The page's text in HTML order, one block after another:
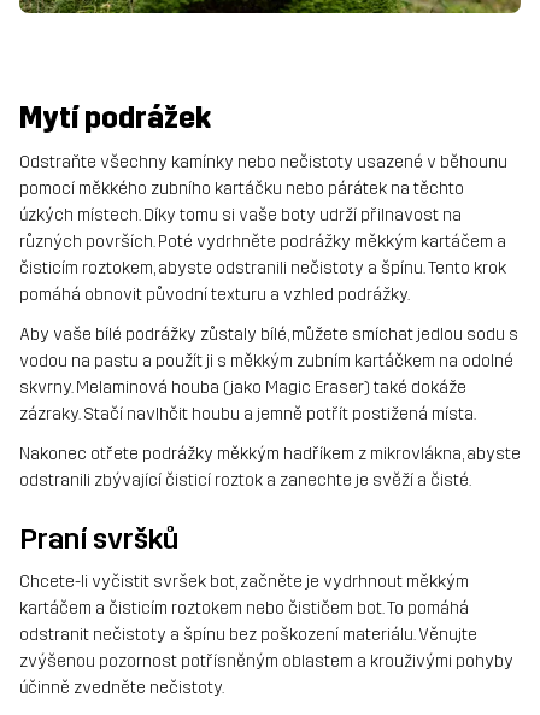
Mytí podrážek
Odstraňte všechny kamínky nebo nečistoty usazené v běhounu
pomocí měkkého zubního kartáčku nebo párátek na těchto
úzkých místech. Díky tomu si vaše boty udrží přilnavost na
různých površích. Poté vydrhněte podrážky měkkým kartáčem a
čisticím roztokem, abyste odstranili nečistoty a špínu. Tento krok
pomáhá obnovit původní texturu a vzhled podrážky.
Aby vaše bílé podrážky zůstaly bílé, můžete smíchat jedlou sodu s
vodou na pastu a použít ji s měkkým zubním kartáčkem na odolné
skvrny. Melaminová houba (jako Magic Eraser) také dokáže
zázraky. Stačí navlhčit houbu a jemně potřít postižená místa.
Nakonec otřete podrážky měkkým hadříkem z mikrovlákna, abyste
odstranili zbývající čisticí roztok a zanechte je svěží a čisté.
Praní svršků
Chcete-li vyčistit svršek bot, začněte je vydrhnout měkkým
kartáčem a čisticím roztokem nebo čističem bot. To pomáhá
odstranit nečistoty a špínu bez poškození materiálu. Věnujte
zvýšenou pozornost potřísněným oblastem a krouživými pohyby
účinně zvedněte nečistoty.